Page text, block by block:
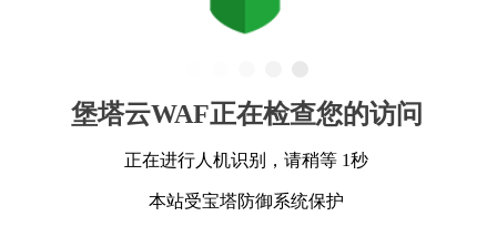
堡塔云WAF正在检查您的访问
正在进行人机识别，请稍等 1秒
本站受宝塔防御系统保护